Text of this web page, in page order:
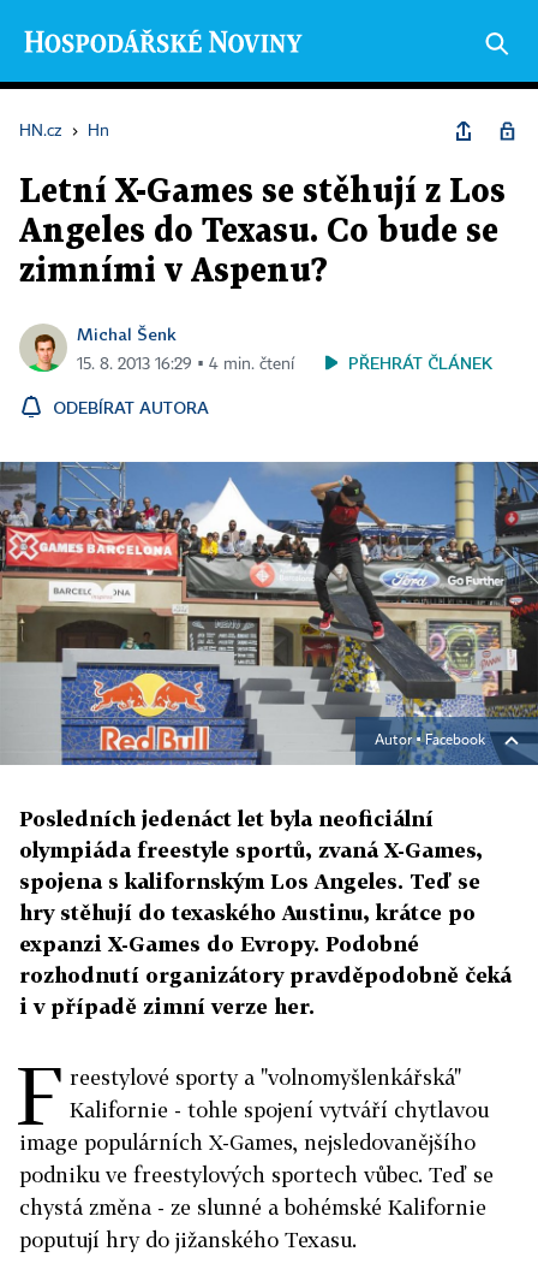
HN.cz › Hn
Letní X-Games se stěhují z Los
Angeles do Texasu. Co bude se
zimními v Aspenu?
Michal Šenk
15. 8. 2013 16:29 ▪ 4 min. čtení PŘEHRÁT ČLÁNEK
ODEBÍRAT AUTORA
Autor ▪Facebook
Posledních jedenáct let byla neoficiální
olympiáda freestyle sportů, zvaná X-Games,
spojena s kalifornským Los Angeles. Teď se
hry stěhují do texaského Austinu, krátce po
expanzi X-Games do Evropy. Podobné
rozhodnutí organizátory pravděpodobně čeká
i v případě zimní verze her.
F reestylové sporty a "volnomyšlenkářská"
Kalifornie - tohle spojení vytváří chytlavou
image populárních X-Games, nejsledovanějšího
podniku ve freestylových sportech vůbec. Teď se
chystá změna - ze slunné a bohémské Kalifornie
poputují hry do jižanského Texasu.